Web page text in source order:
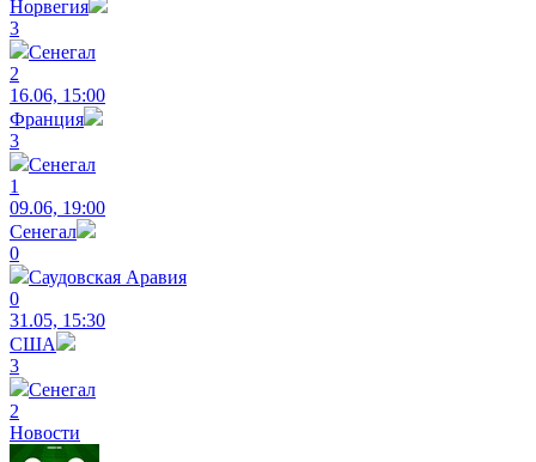
Норвегия
3
Сенегал
2
16.06, 15:00
Франция
3
Сенегал
1
09.06, 19:00
Сенегал
0
Саудовская Аравия
0
31.05, 15:30
США
3
Сенегал
2
Новости